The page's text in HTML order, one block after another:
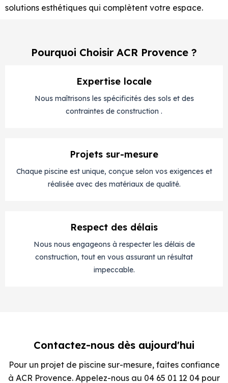
solutions esthétiques qui complètent votre espace.
Pourquoi Choisir ACR Provence ?
Expertise locale
Nous maîtrisons les spécificités des sols et des
contraintes de construction .
Projets sur-mesure
Chaque piscine est unique, conçue selon vos exigences et
réalisée avec des matériaux de qualité.
Respect des délais
Nous nous engageons à respecter les délais de
construction, tout en vous assurant un résultat
impeccable.
Contactez-nous dès aujourd'hui
Pour un projet de piscine sur-mesure, faites confiance
à ACR Provence. Appelez-nous au 04 65 01 12 04 pour